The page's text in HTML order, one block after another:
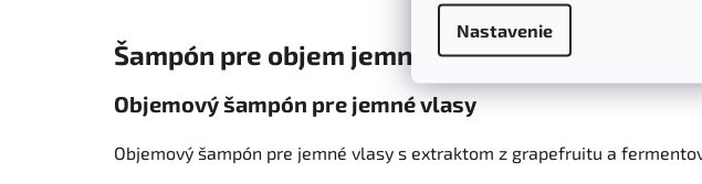
Nastavenie
Šampón pre objem jemných vlasov Grep a
Objemový šampón pre jemné vlasy
Objemový šampón pre jemné vlasy s extraktom z grapefruitu a